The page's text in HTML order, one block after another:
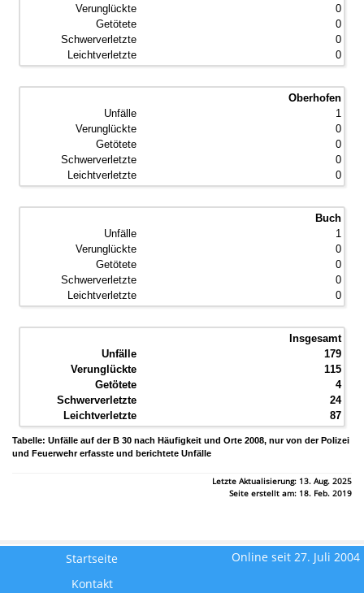
0
0
0
0
Oberhofen
1
0
0
0
0
Buch
1
0
0
0
0
Insgesamt
179
115
4
24
87
Tabelle: Unfälle auf der B 30 nach Häufigkeit und Orte 2008, nur von der Polizei
und Feuerwehr erfasste und berichtete Unfälle
Letzte Aktualisierung: 13. Aug. 2025
Seite erstellt am: 18. Feb. 2019
Online seit 27. Juli 2004
Startseite
Kontakt